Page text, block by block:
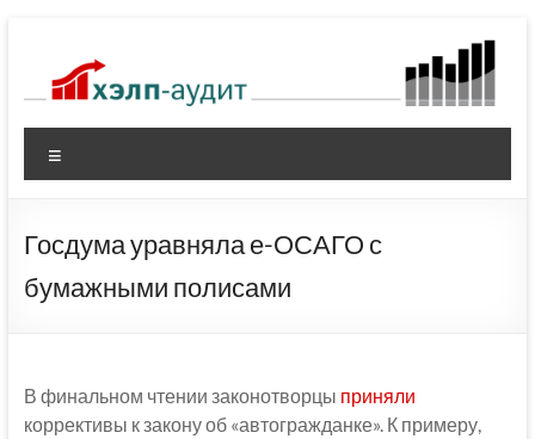
содержимому
Госдума уравняла е-ОСАГО с
бумажными полисами
В финальном чтении законотворцы приняли
коррективы к закону об «автогражданке». К примеру,